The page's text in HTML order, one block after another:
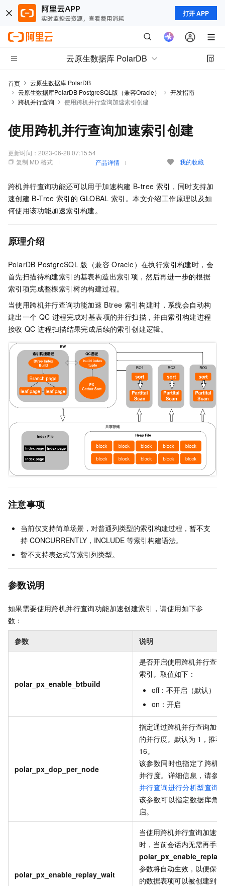
打开 APP
云原生数据库 PolarDB
首页
云原生数据库 PolarDB
云原生数据库PolarDB PostgreSQL版（兼容Oracle）
开发指南
跨机并行查询
使用跨机并行查询加速索引创建
使用跨机并行查询加速索引创建
更新时间： 2023-06-28 07:15:54
复制 MD 格式
产品详情 我的收藏
跨机并行查询功能还可以用于加速构建 B-tree 索引，同时支持加
速创建 B-Tree 索引的 GLOBAL 索引。本文介绍工作原理以及如
何使用该功能加速索引构建。
原理介绍
PolarDB PostgreSQL 版（兼容 Oracle） 在执行索引构建时，会
首先扫描待构建索引的基表构造出索引项，然后再进一步的根据
索引项完成整棵索引树的构建过程。
当使用跨机并行查询功能加速 Btree 索引构建时，系统会自动构
建出一个 QC 进程完成对基表项的并行扫描，并由索引构建进程
接收 QC 进程扫描结果完成后续的索引创建逻辑。
注意事项
当前仅支持简单场景，对普通列类型的索引构建过程，暂不支
持 CONCURRENTLY，INCLUDE 等索引构建语法。
暂不支持表达式等索引列类型。
参数说明
如果需要使用跨机并行查询功能加速创建索引，请使用如下参
数：
参数 说明
polar_px_enable_btbuild
是否开启使用跨机并行查
索引。取值如下：
off：不开启（默认）
on：开启
polar_px_dop_per_node
指定通过跨机并行查询加
的并行度。默认为 1，推荐
16。
该参数同时也指定了跨机
并行度。详细信息，请参
并行查询进行分析型查询
该参数可以指定数据库角
启。
polar_px_enable_replay_wait
当使用跨机并行查询加速
时，当前会话内无需再手
参数将自动生效，以便保
的数据表项可以被创建到